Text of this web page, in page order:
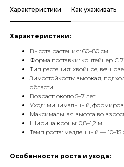
Характеристики Как ухаживать
Характеристики:
Высота растения: 60–80 см
Форма поставки: контейнер С
Тип растения: хвойное,
Зимостойкость: высокая,
области
Возраст: около 5–7 лет
Уход: минимальный,
Максимальная высота во
Ширина кроны: 0,8–1,2 м
Темп роста: медленный — 10–15
Особенности роста и ухода: